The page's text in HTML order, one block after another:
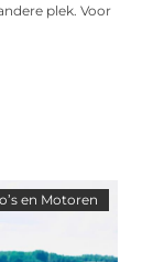
plek. Voor
en Motoren